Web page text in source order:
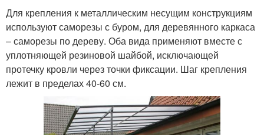
Для крепления к металлическим несущим конструкциям
используют саморезы с буром, для деревянного каркаса
– саморезы по дереву. Оба вида применяют вместе с
уплотняющей резиновой шайбой, исключающей
протечку кровли через точки фиксации. Шаг крепления
лежит в пределах 40-60 см.